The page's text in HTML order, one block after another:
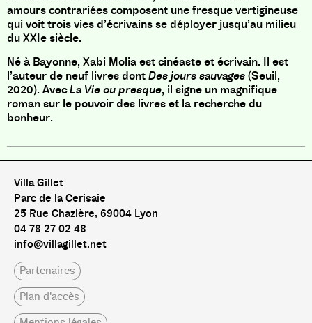
amours contrariées composent une fresque vertigineuse
qui voit trois vies d’écrivains se déployer jusqu’au milieu
du XXIe siècle.
Né à Bayonne, Xabi Molia est cinéaste et écrivain. Il est
l’auteur de neuf livres dontDes jours sauvages(Seuil,
2020). AvecLa Vie ou presque, il signe un magnifique
roman sur le pouvoir des livres et la recherche du
bonheur.
Villa Gillet
Parc de la Cerisaie
25 Rue Chazière, 69004 Lyon
04 78 27 02 48
info@villagillet.net
Partenaires
Plan d'accès